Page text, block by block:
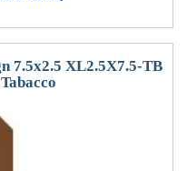
7.5x2.5 XL2.5X7.5-TB